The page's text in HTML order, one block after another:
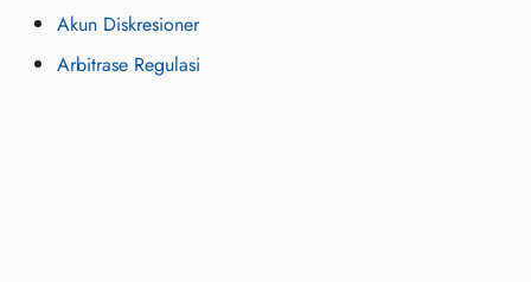
Akun Diskresioner
Arbitrase Regulasi